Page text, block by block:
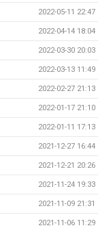
2022-05-11 22:47
2022-04-14 18:04
2022-03-30 20:03
2022-03-13 11:49
2022-02-27 21:13
2022-01-17 21:10
2022-01-11 17:13
2021-12-27 16:44
2021-12-21 20:26
2021-11-24 19:33
2021-11-09 21:31
2021-11-06 11:29